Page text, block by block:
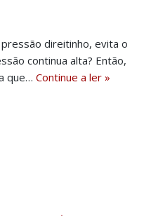
direitinho, evita o
continua alta? Então,
que… Continue a ler »